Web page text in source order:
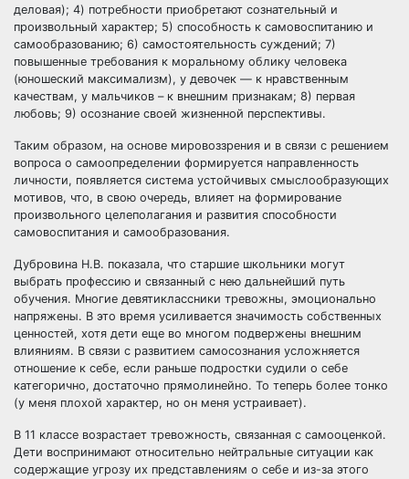
деловая); 4) потребности приобретают сознательный и
произвольный характер; 5) способность к самовоспитанию и
самообразованию; 6) самостоятельность суждений; 7)
повышенные требования к моральному облику человека
(юношеский максимализм), у девочек — к нравственным
качествам, у мальчиков – к внешним признакам; 8) первая
любовь; 9) осознание своей жизненной перспективы.
Таким образом, на основе мировоззрения и в связи с решением
вопроса о самоопределении формируется направленность
личности, появляется система устойчивых смыслообразующих
мотивов, что, в свою очередь, влияет на формирование
произвольного целеполагания и развития способности
самовоспитания и самообразования.
Дубровина Н.В. показала, что старшие школьники могут
выбрать профессию и связанный с нею дальнейший путь
обучения. Многие девятиклассники тревожны, эмоционально
напряжены. В это время усиливается значимость собственных
ценностей, хотя дети еще во многом подвержены внешним
влияниям. В связи с развитием самосознания усложняется
отношение к себе, если раньше подростки судили о себе
категорично, достаточно прямолинейно. То теперь более тонко
(у меня плохой характер, но он меня устраивает).
В 11 классе возрастает тревожность, связанная с самооценкой.
Дети воспринимают относительно нейтральные ситуации как
содержащие угрозу их представлениям о себе и из-за этого